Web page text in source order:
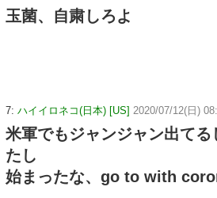
玉菌、自粛しろよ
7: ハイイロネコ(日本) [US] 2020/07/12(日)
米軍でもジャンジャン出てる
たし
始まったな、go to with